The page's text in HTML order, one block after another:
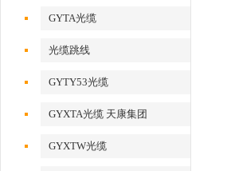
GYTA光缆
光缆跳线
GYTY53光缆
GYXTA光缆 天康集团
GYXTW光缆